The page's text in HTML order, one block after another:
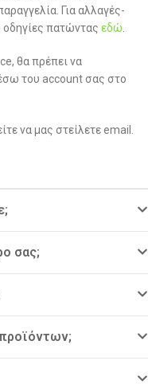
Για αλλαγές-
πατώντας εδώ
θα πρέπει να
του account σας στο
να μας στείλετε email.
σας;